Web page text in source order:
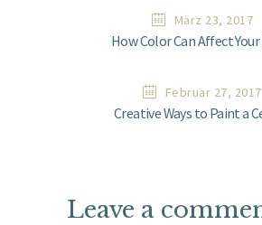
März 23, 2017
How Color Can Affect
Februar 27, 2017
Creative Ways to Paint a
Leave a